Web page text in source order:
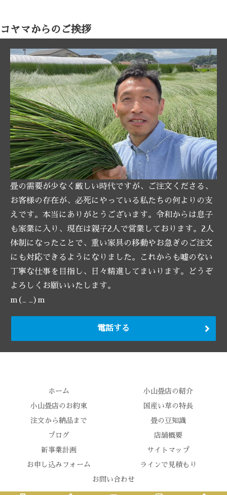
コヤマからのご挨拶
畳の需要が少なく厳しい時代ですが、ご注文くださる、
お客様の存在が、必死にやっている私たちの何よりの支
えです。本当にありがとうございます。令和からは息子
も家業に入り、現在は親子2人で営業しております。2人
体制になったことで、重い家具の移動やお急ぎのご注文
にも対応できるようになりました。これからも嘘のない
丁寧な仕事を目指し、日々精進してまいります。どうぞ
よろしくお願いいたします。
m(_ _)m
電話する
ホーム 小山畳店の紹介
小山畳店のお約束 国産い草の特長
注文から納品まで 畳の豆知識
ブログ 店舗概要
新事業計画 サイトマップ
お申し込みフォーム ラインで見積もり
お問い合わせ